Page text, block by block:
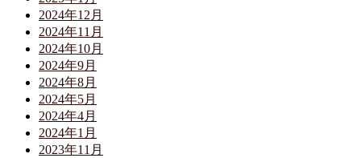
2024年12月
2024年11月
2024年10月
2024年9月
2024年8月
2024年5月
2024年4月
2024年1月
2023年11月